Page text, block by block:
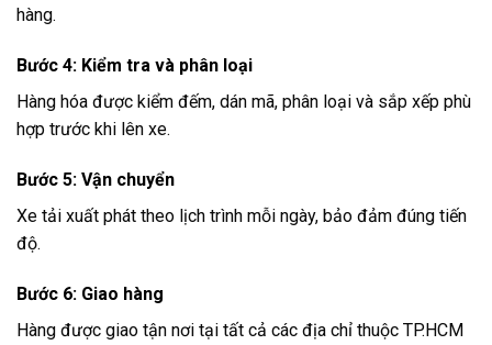
hàng.
Bước 4: Kiểm tra và phân loại
Hàng hóa được kiểm đếm, dán mã, phân loại và sắp xếp phù
hợp trước khi lên xe.
Bước 5: Vận chuyển
Xe tải xuất phát theo lịch trình mỗi ngày, bảo đảm đúng tiến
độ.
Bước 6: Giao hàng
Hàng được giao tận nơi tại tất cả các địa chỉ thuộc TP.HCM